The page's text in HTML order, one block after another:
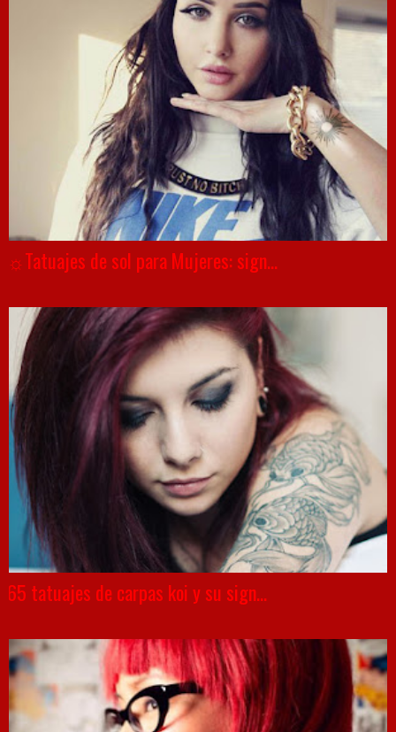
☼Tatuajes de sol para Mujeres: sign...
65 tatuajes de carpas koi y su sign...